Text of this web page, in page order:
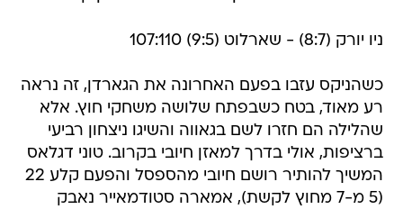
ניו יורק (8:7) - שארלוט (9:5) 107:110
כשהניקס עזבו בפעם האחרונה את הגארדן, זה נראה
רע מאוד, בטח כשבפתח שלושה משחקי חוץ. אלא
שהלילה הם חזרו לשם בגאווה והשיגו ניצחון רביעי
ברציפות, אולי בדרך למאזן חיובי בקרוב. טוני דגלאס
המשיך להותיר רושם חיובי מהספסל והפעם קלע 22
(5 מ-7 מחוץ לקשת), אמארה סטודמאייר נאבק